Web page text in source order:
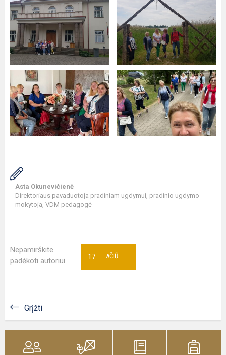
Asta Okunevičienė
Direktoriaus pavaduotoja pradiniam ugdymui, pradinio ugdymo
mokytoja, VDM pedagogė
Nepamirškite
padėkoti autoriui
AČIŪ
17
Grįžti